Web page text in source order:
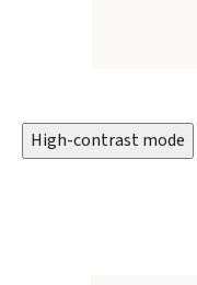
High-contrast mode